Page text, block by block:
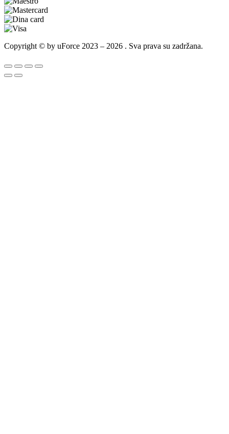
Copyright © by uForce 2023 – 2026 . Sva prava su zadržana.